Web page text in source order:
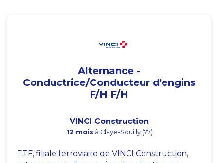
Alternance -
Conductrice/Conducteur d'engins
F/H F/H
VINCI Construction
12 mois à Claye-Souilly (77)
ETF, filiale ferroviaire de VINCI Construction,